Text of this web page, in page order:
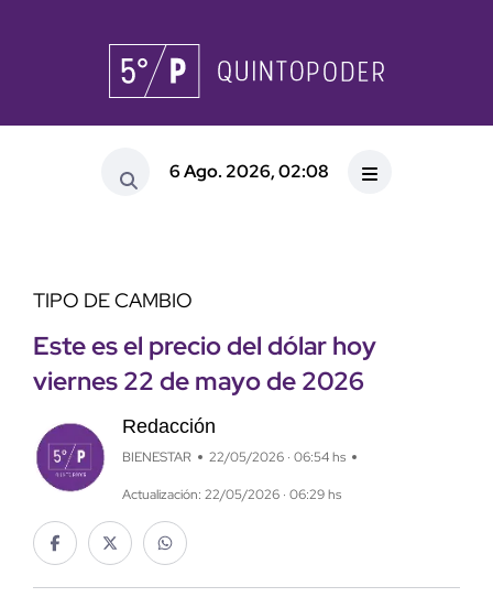
6 Ago. 2026, 02:08
TIPO DE CAMBIO
Este es el precio del dólar hoy
viernes 22 de mayo de 2026
Redacción
BIENESTAR 22/05/2026 · 06:54 hs
Actualización: 22/05/2026 · 06:29 hs